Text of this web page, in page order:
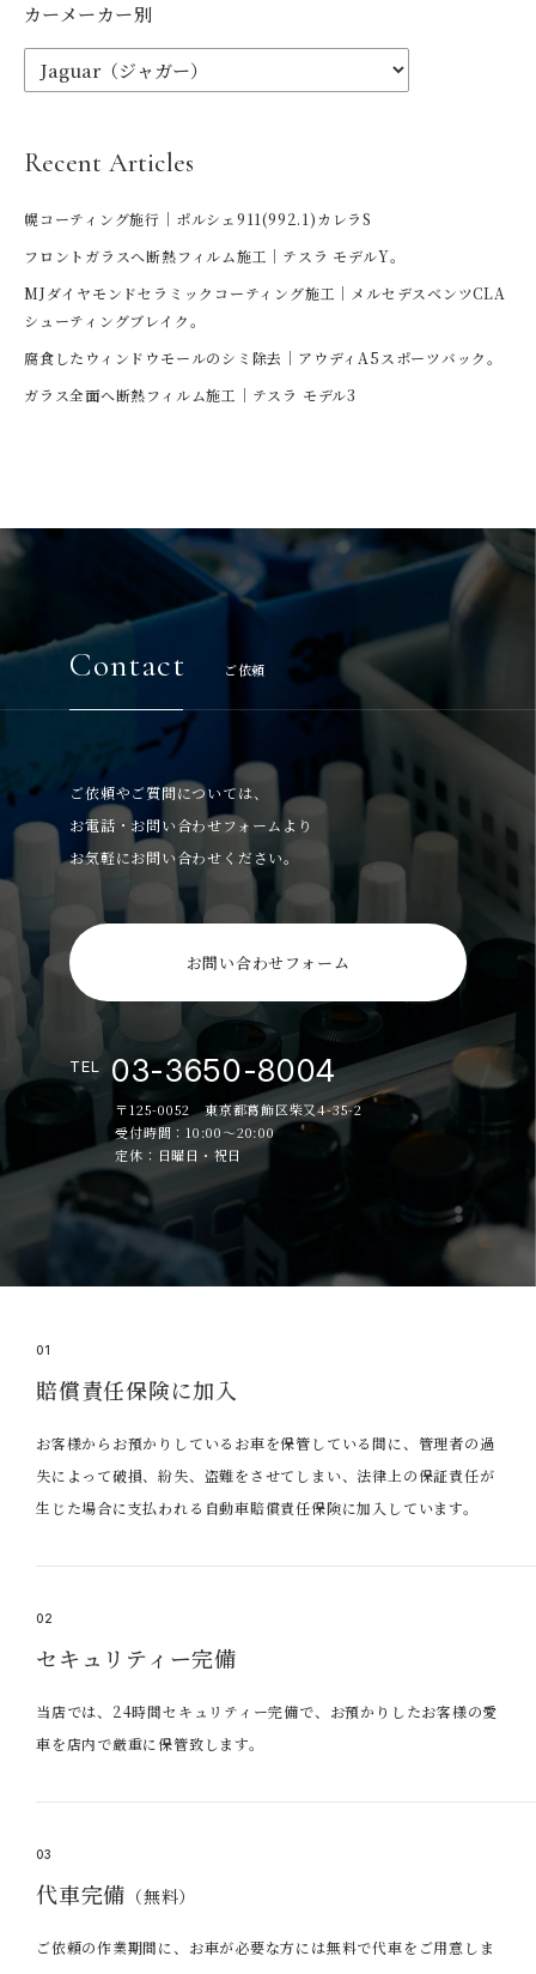
カーメーカー別
Recent Articles
幌コーティング施行｜ポルシェ911(992.1)カレラS
フロントガラスへ断熱フィルム施工｜テスラ モデルY。
MJダイヤモンドセラミックコーティング施工｜メルセデスベンツCLA
シューティングブレイク。
腐食したウィンドウモールのシミ除去｜アウディA5スポーツバック。
ガラス全面へ断熱フィルム施工｜テスラ モデル3
Contact ご依頼
ご依頼やご質問については、
お電話・お問い合わせフォームより
お気軽にお問い合わせください。
お問い合わせフォーム
TEL 03-3650-8004
〒125-0052 東京都葛飾区柴又4-35-2
受付時間：10:00～20:00
定休：日曜日・祝日
01
賠償責任保険に加入
お客様からお預かりしているお車を保管している間に、管理者の過
失によって破損、紛失、盗難をさせてしまい、法律上の保証責任が
生じた場合に支払われる自動車賠償責任保険に加入しています。
02
セキュリティー完備
当店では、24時間セキュリティー完備で、お預かりしたお客様の愛
車を店内で厳重に保管致します。
03
代車完備 （無料）
ご依頼の作業期間に、お車が必要な方には無料で代車をご用意しま